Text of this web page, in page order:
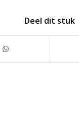
Deel dit stuk